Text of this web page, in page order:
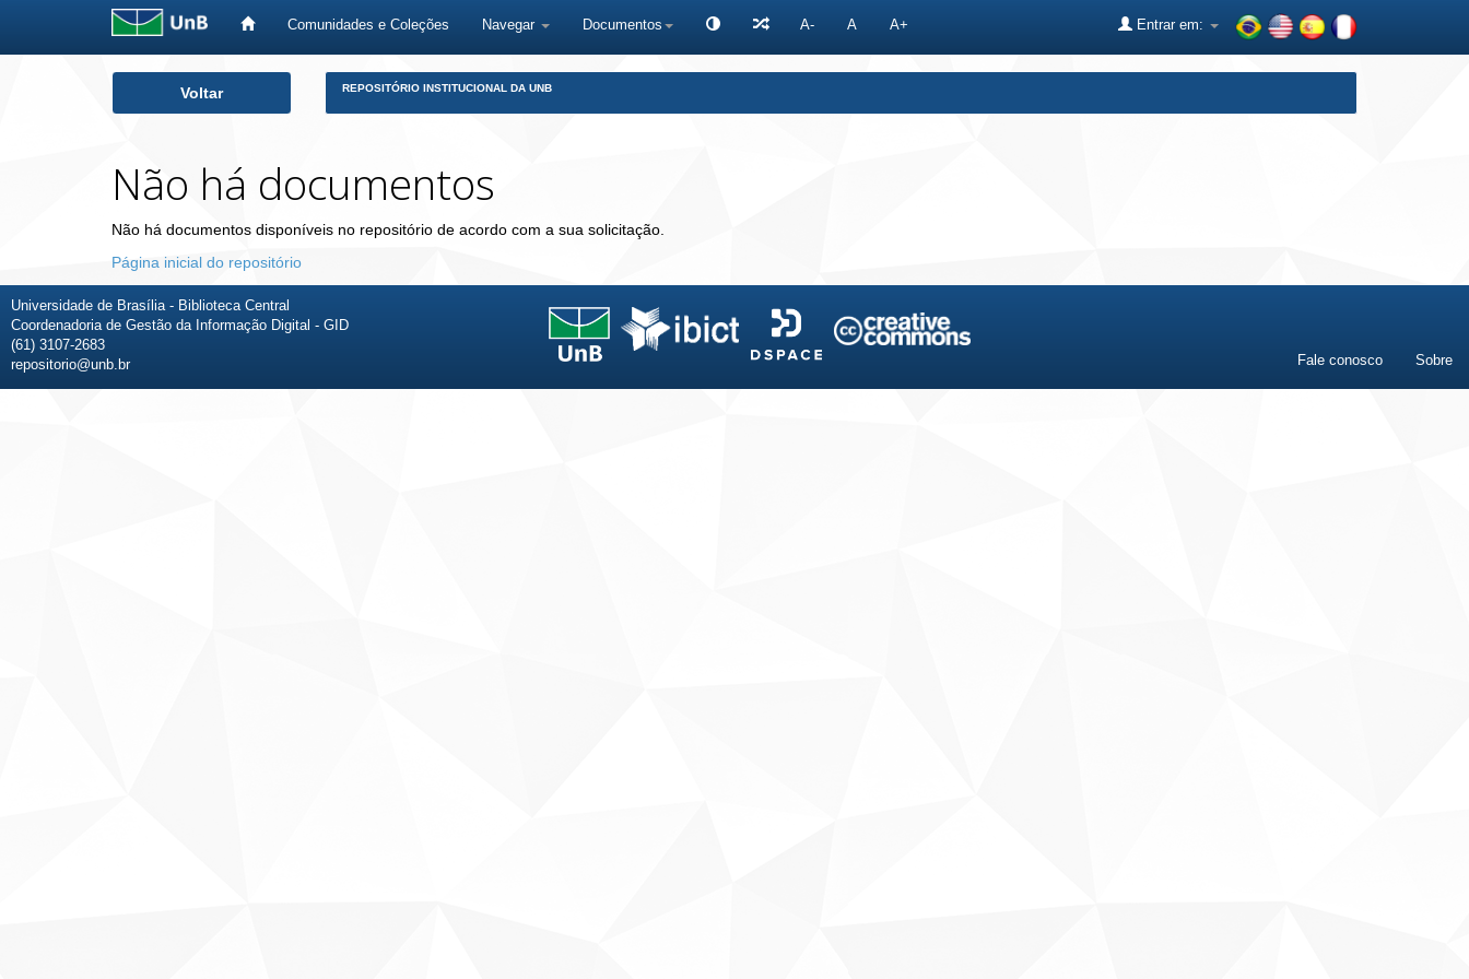
Comunidades e Coleções Navegar Documentos A- A A+ Entrar em:
Voltar REPOSITÓRIO INSTITUCIONAL DA UNB
Não há documentos
Não há documentos disponíveis no repositório de acordo com a sua solicitação.
Página inicial do repositório
Universidade de Brasília - Biblioteca Central
Coordenadoria de Gestão da Informação Digital - GID
(61) 3107-2683
repositorio@unb.br
Fale conosco Sobre